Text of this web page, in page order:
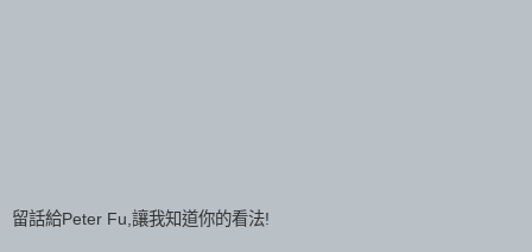
留話給Peter Fu,讓我知道你的看法!